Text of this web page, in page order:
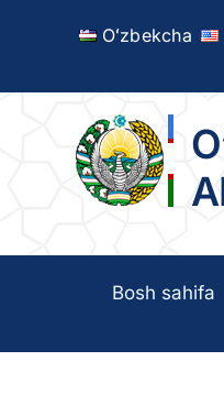
Oʻzbekcha
Bosh sahifa